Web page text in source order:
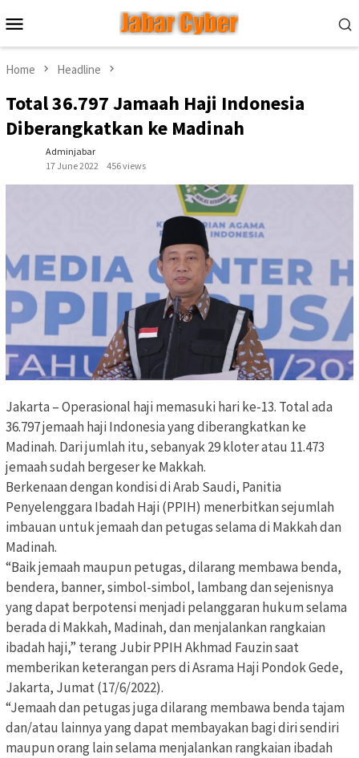
to
contentMenu
Home Headline
Total 36.797 Jamaah Haji Indonesia
Diberangkatkan ke Madinah
Adminjabar
17 June 2022
456 views
Jakarta – Operasional haji memasuki hari ke-13. Total ada
36.797 jemaah haji Indonesia yang diberangkatkan ke
Madinah. Dari jumlah itu, sebanyak 29 kloter atau 11.473
jemaah sudah bergeser ke Makkah.
Berkenaan dengan kondisi di Arab Saudi, Panitia
Penyelenggara Ibadah Haji (PPIH) menerbitkan sejumlah
imbauan untuk jemaah dan petugas selama di Makkah dan
Madinah.
“Baik jemaah maupun petugas, dilarang membawa benda,
bendera, banner, simbol-simbol, lambang dan sejenisnya
yang dapat berpotensi menjadi pelanggaran hukum selama
berada di Makkah, Madinah, dan menjalankan rangkaian
ibadah haji,” terang Jubir PPIH Akhmad Fauzin saat
memberikan keterangan pers di Asrama Haji Pondok Gede,
Jakarta, Jumat (17/6/2022).
“Jemaah dan petugas juga dilarang membawa benda tajam
dan/atau lainnya yang dapat membayakan bagi diri sendiri
maupun orang lain selama menjalankan rangkaian ibadah